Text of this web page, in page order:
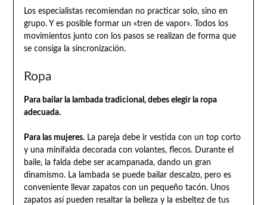
Los especialistas recomiendan no practicar solo, sino en
grupo. Y es posible formar un «tren de vapor». Todos los
movimientos junto con los pasos se realizan de forma que
se consiga la sincronización.
Ropa
Para bailar la lambada tradicional, debes elegir la ropa
adecuada.
Para las mujeres.La pareja debe ir vestida con un top corto
y una minifalda decorada con volantes, flecos. Durante el
baile, la falda debe ser acampanada, dando un gran
dinamismo. La lambada se puede bailar descalzo, pero es
conveniente llevar zapatos con un pequeño tacón. Unos
zapatos así pueden resaltar la belleza y la esbeltez de tus